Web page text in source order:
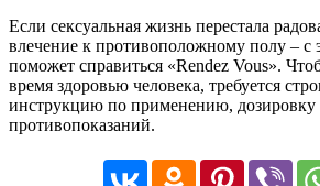
Если сексуальная жизнь перестала
влечение к противоположному полу – с
поможет справиться «Rendez Vous».
время здоровью человека, требуется
инструкцию по применению, дозировку
противопоказаний.